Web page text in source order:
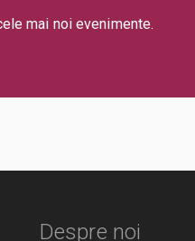
mai noi evenimente.
Despre noi